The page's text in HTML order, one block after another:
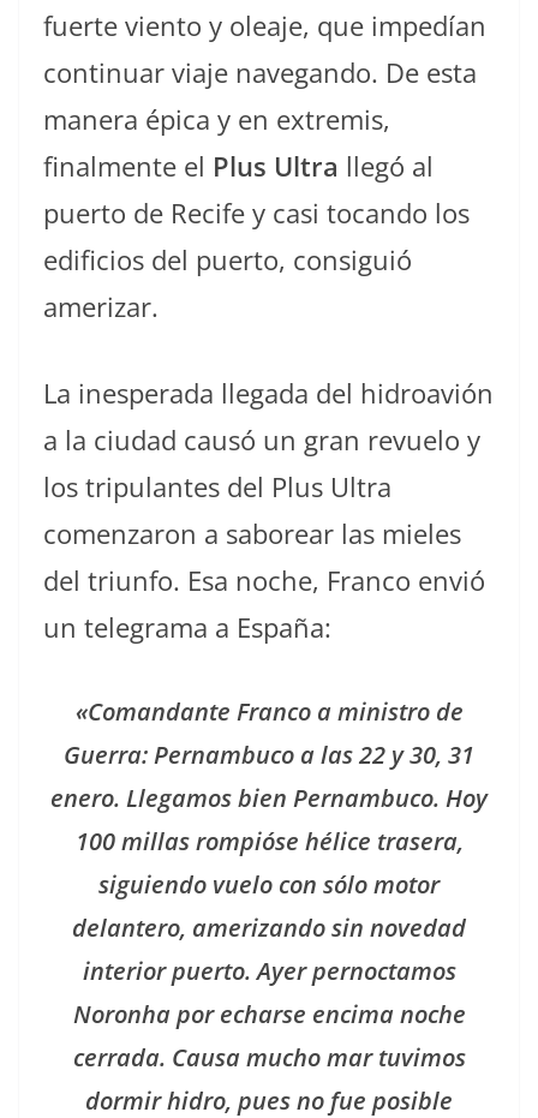
fuerte viento y oleaje, que impedían
continuar viaje navegando. De esta
manera épica y en extremis,
finalmente el Plus Ultra llegó al
puerto de Recife y casi tocando los
edificios del puerto, consiguió
amerizar.
La inesperada llegada del hidroavión
a la ciudad causó un gran revuelo y
los tripulantes del Plus Ultra
comenzaron a saborear las mieles
del triunfo. Esa noche, Franco envió
un telegrama a España:
«Comandante Franco a ministro de
Guerra: Pernambuco a las 22 y 30, 31
enero. Llegamos bien Pernambuco. Hoy
100 millas rompióse hélice trasera,
siguiendo vuelo con sólo motor
delantero, amerizando sin novedad
interior puerto. Ayer pernoctamos
Noronha por echarse encima noche
cerrada. Causa mucho mar tuvimos
dormir hidro, pues no fue posible